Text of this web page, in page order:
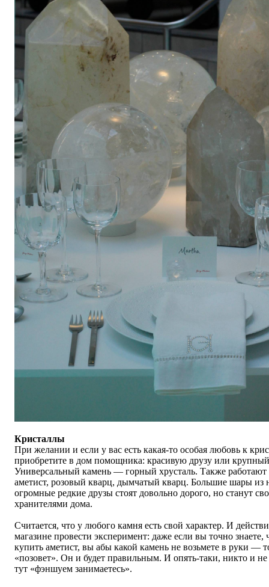
Кристаллы
При желании и если у вас есть какая-то особая любовь к
приобретите в дом помощника: красивую друзу или
Универсальный камень — горный хрусталь. Также
аметист, розовый кварц, дымчатый кварц. Большие шары из
огромные редкие друзы стоят довольно дорого, но станут
хранителями дома.
Считается, что у любого камня есть свой характер. И
магазине провести эксперимент: даже если вы точно знаете,
купить аметист, вы абы какой камень не возьмете в руки —
«позовет». Он и будет правильным. И опять-таки, никто и не
тут «фэншуем занимаетесь».